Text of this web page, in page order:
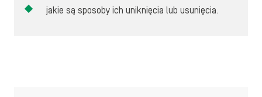
jakie są sposoby ich uniknięcia lub usunięcia.